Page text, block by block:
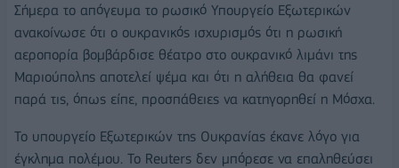
Σήμερα το απόγευμα το ρωσικό Υπουργείο Εξωτερικών
ανακοίνωσε ότι ο ουκρανικός ισχυρισμός ότι η ρωσική
αεροπορία βομβάρδισε θέατρο στο ουκρανικό λιμάνι της
Μαριούπολης αποτελεί ψέμα και ότι η αλήθεια θα φανεί
παρά τις, όπως είπε, προσπάθειες να κατηγορηθεί η Μόσχα.
Το υπουργείο Εξωτερικών της Ουκρανίας έκανε λόγο για
έγκλημα πολέμου. Το Reuters δεν μπόρεσε να επαληθεύσει